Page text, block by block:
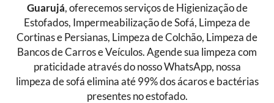
Guarujá, oferecemos serviços de Higienização de
Estofados, Impermeabilização de Sofá, Limpeza de
Cortinas e Persianas, Limpeza de Colchão, Limpeza de
Bancos de Carros e Veículos. Agende sua limpeza com
praticidade através do nosso WhatsApp, nossa
limpeza de sofá elimina até 99% dos ácaros e bactérias
presentes no estofado.